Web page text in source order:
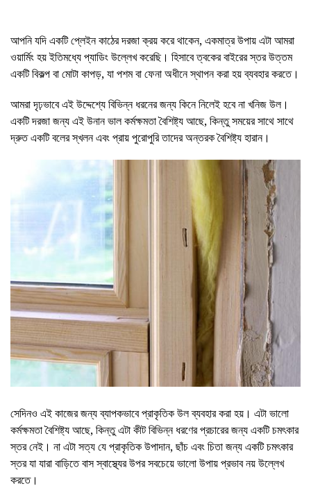
আপনি যদি একটি প্লেইন কাঠের দরজা ক্রয় করে থাকেন, একমাত্র উপায় এটা আমরা
ওয়ার্মিং হয় ইতিমধ্যে প্যাডিং উল্লেখ করেছি। হিসাবে ত্বকের বাইরের স্তর উত্তম
একটি বিকল্প বা মোটা কাপড়, যা পশম বা ফেনা অধীনে স্থাপন করা হয় ব্যবহার করতে।
আমরা দৃঢ়ভাবে এই উদ্দেশ্যে বিভিন্ন ধরনের জন্য কিনে নিলেই হবে না খনিজ উল।
একটি দরজা জন্য এই উনান ভাল কর্মক্ষমতা বৈশিষ্ট্য আছে, কিন্তু সময়ের সাথে সাথে
দ্রুত একটি বলের স্খলন এবং প্রায় পুরোপুরি তাদের অন্তরক বৈশিষ্ট্য হারান।
সেদিনও এই কাজের জন্য ব্যাপকভাবে প্রাকৃতিক উল ব্যবহার করা হয়। এটা ভালো
কর্মক্ষমতা বৈশিষ্ট্য আছে, কিন্তু এটা কীট বিভিন্ন ধরণের প্রচারের জন্য একটি চমৎকার
স্তর নেই। না এটা সত্য যে প্রাকৃতিক উপাদান, ছাঁচ এবং চিতা জন্য একটি চমৎকার
স্তর যা যারা বাড়িতে বাস স্বাস্থ্যের উপর সবচেয়ে ভালো উপায় প্রভাব নয় উল্লেখ
করতে।